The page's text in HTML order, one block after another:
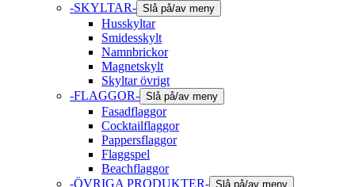
-SKYLTAR- Slå på/av meny
Husskyltar
Smidesskylt
Namnbrickor
Magnetskylt
Skyltar övrigt
-FLAGGOR- Slå på/av meny
Fasadflaggor
Cocktailflaggor
Pappersflaggor
Flaggspel
Beachflaggor
-ÖVRIGA PRODUKTER- Slå på/av meny